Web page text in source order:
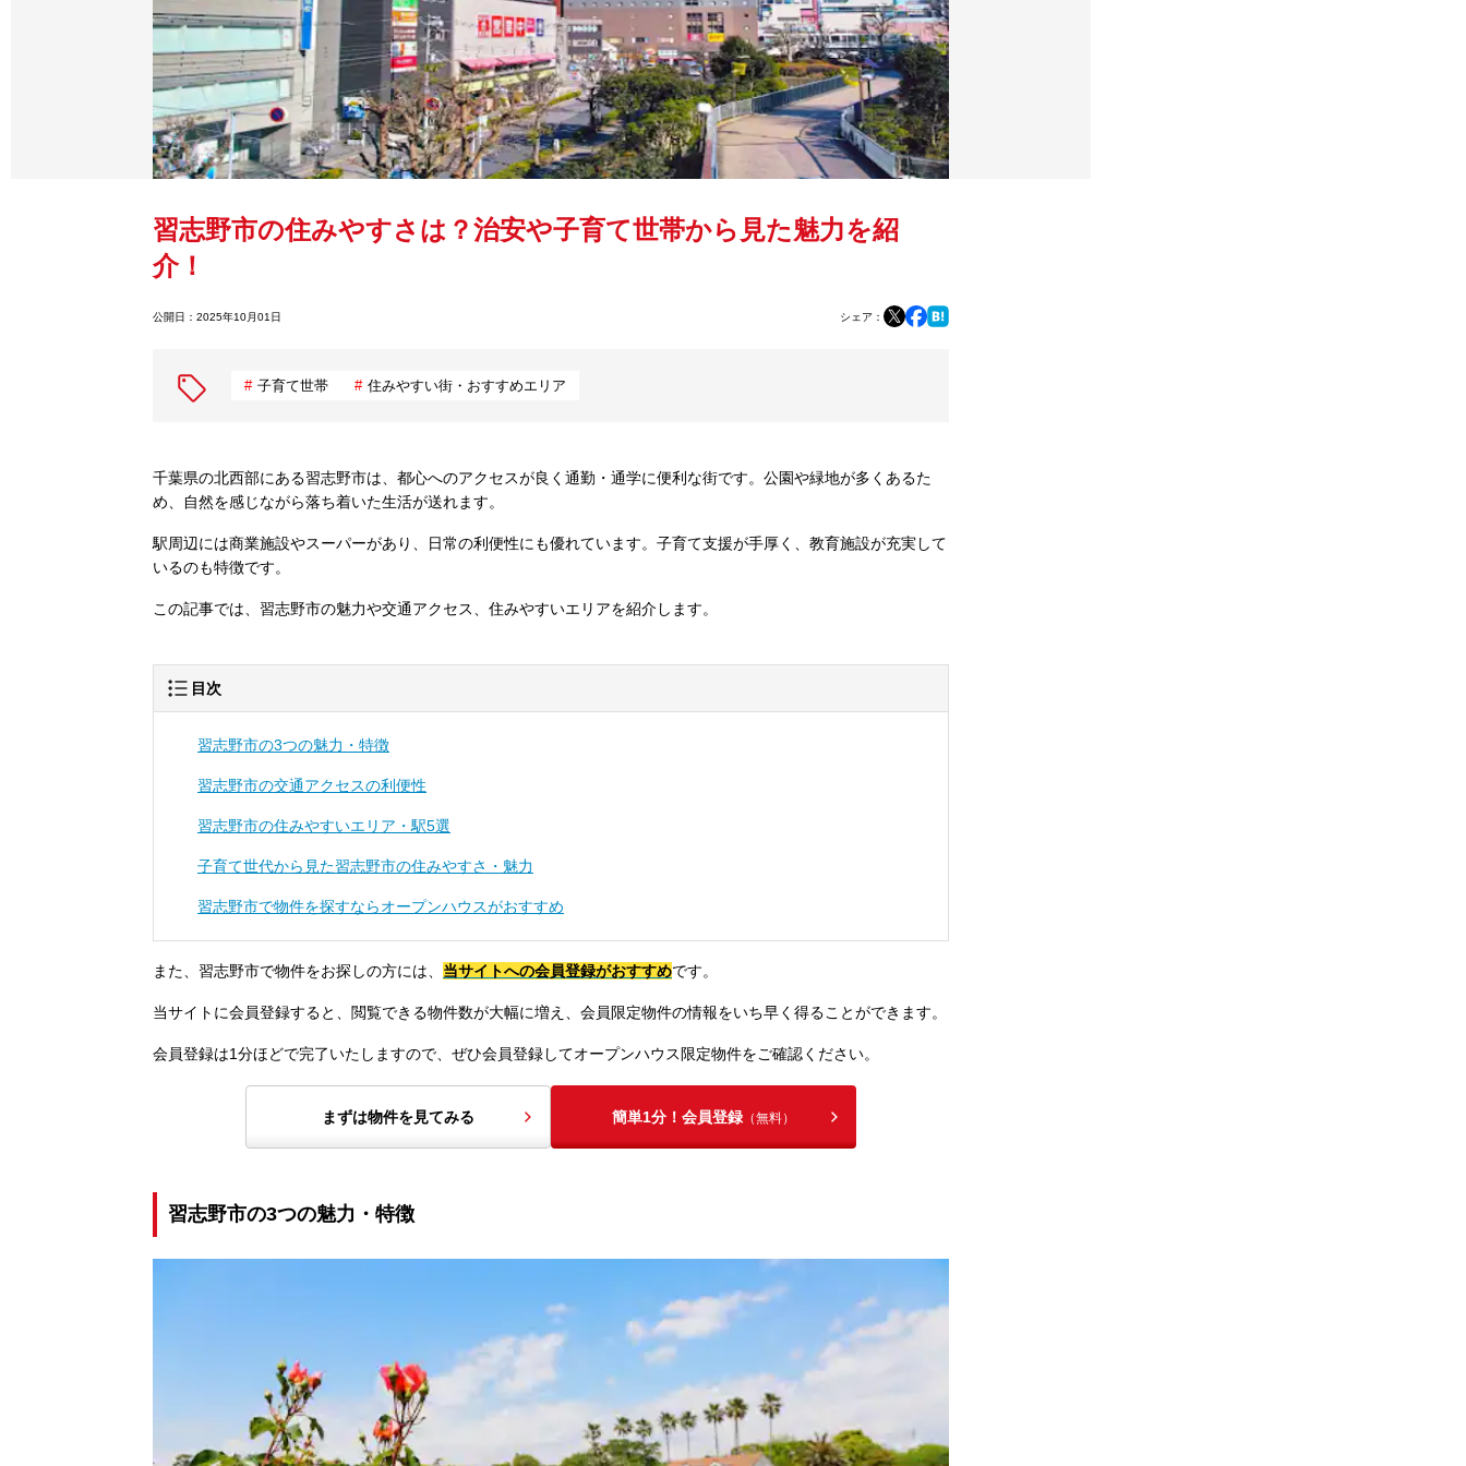
習志野市の住みやすさは？治安や子育て世帯から見た魅力を紹
介！
公開日： 2025年10月01日 シェア：
子育て世帯 住みやすい街・おすすめエリア
千葉県の北西部にある習志野市は、都心へのアクセスが良く通勤・通学に便利な街です。公園や緑地が多くあるた
め、自然を感じながら落ち着いた生活が送れます。
駅周辺には商業施設やスーパーがあり、日常の利便性にも優れています。子育て支援が手厚く、教育施設が充実して
いるのも特徴です。
この記事では、習志野市の魅力や交通アクセス、住みやすいエリアを紹介します。
目次
習志野市の3つの魅力・特徴
習志野市の交通アクセスの利便性
習志野市の住みやすいエリア・駅5選
子育て世代から見た習志野市の住みやすさ・魅力
習志野市で物件を探すならオープンハウスがおすすめ
また、習志野市で物件をお探しの方には、 当サイトへの会員登録がおすすめです。
当サイトに会員登録すると、閲覧できる物件数が大幅に増え、会員限定物件の情報をいち早く得ることができます。
会員登録は1分ほどで完了いたしますので、ぜひ会員登録してオープンハウス限定物件をご確認ください。
まずは物件を見てみる 簡単1分！会員登録 （無料）
習志野市の3つの魅力・特徴